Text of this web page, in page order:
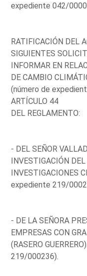
expediente 042/
RATIFICACIÓN DEL
SIGUIENTES
INFORMAR EN
DE CAMBIO
(número de
ARTÍCULO 44
DEL REGLAMENTO:
- DEL SEÑOR
INVESTIGACIÓN
INVESTIGACIONES
expediente 219/
- DE LA SEÑORA
EMPRESAS CON
(RASERO
219/000236).